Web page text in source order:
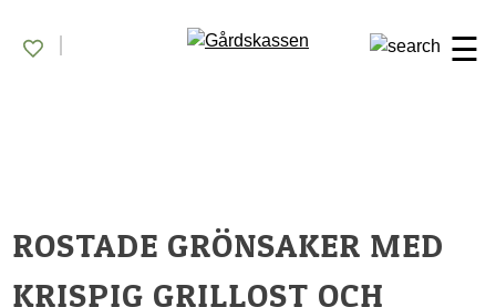
☰
ROSTADE GRÖNSAKER MED
KRISPIG GRILLOST OCH